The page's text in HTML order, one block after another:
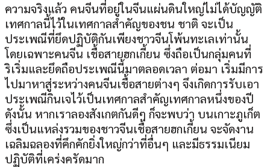
ความจริงแล้ว คนจีนที่อยู่ในจีนแผ่นดินใหญ่ไม่ได้บัญญัติ
เทศกาลนี้ไว้ในเทศกาลสำคัญของชน ชาติ จะเป็น
ประเพณีที่ยึดปฏิบัติกันเพียงชาวจีนโพ้นทะเลเท่านั้น
โดยเฉพาะคนจีน เชื้อสายฮกเกี้ยน ซึ่งถือเป็นกลุ่มคนที่
ริเริ่มและยึดถือประเพณีนี้มาตลอดเวลา ต่อมา เริ่มมีการ
ไปมาหาสู่ระหว่างคนจีนเชื้อสายต่างๆ จึงเกิดการรับเอา
ประเพณีกินเจไว้เป็นเทศกาลสำคัญเทศกาลหนึ่งของปี
ดังนั้น หากเราลองสังเกตกันดีๆ ก็จะพบว่า บนเกาะภูเก็ต
ซึ่งเป็นแหล่งรวมของชาวจีนเชื้อสายฮกเกี้ยน จะจัดงาน
เฉลิมฉลองที่คึกคักยิ่งใหญ่กว่าที่อื่นๆ และมีธรรมเนียม
ปฏิบัติที่เคร่งครัดมาก